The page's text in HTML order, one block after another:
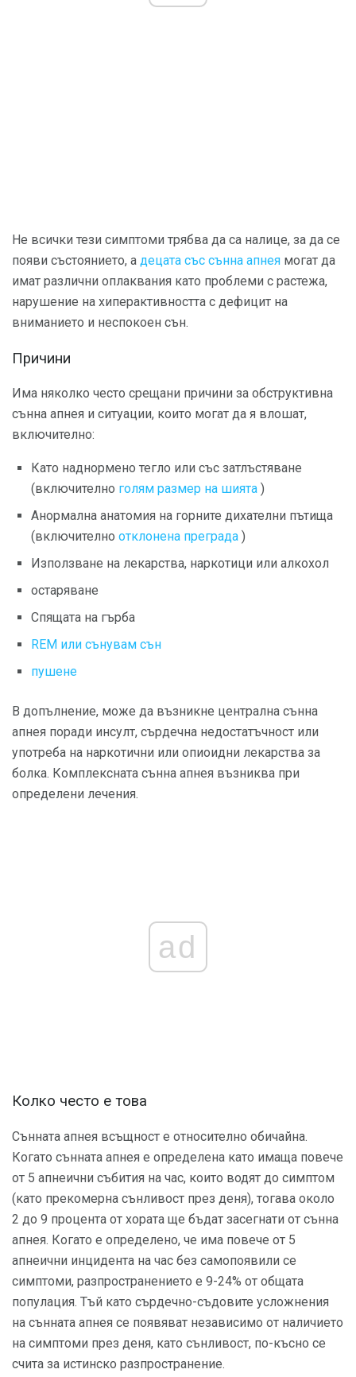
Не всички тези симптоми трябва да са налице, за да се
появи състоянието, а децата със сънна апнея могат да
имат различни оплаквания като проблеми с растежа,
нарушение на хиперактивността с дефицит на
вниманието и неспокоен сън.
Причини
Има няколко често срещани причини за обструктивна
сънна апнея и ситуации, които могат да я влошат,
включително:
Като наднормено тегло или със затлъстяване
(включително голям размер на шията )
Анормална анатомия на горните дихателни пътища
(включително отклонена преграда )
Използване на лекарства, наркотици или алкохол
остаряване
Спящата на гърба
REM или сънувам сън
пушене
В допълнение, може да възникне централна сънна
апнея поради инсулт, сърдечна недостатъчност или
употреба на наркотични или опиоидни лекарства за
болка. Комплексната сънна апнея възниква при
определени лечения.
ad
Колко често е това
Сънната апнея всъщност е относително обичайна.
Когато сънната апнея е определена като имаща повече
от 5 апнеични събития на час, които водят до симптом
(като прекомерна сънливост през деня), тогава около
2 до 9 процента от хората ще бъдат засегнати от сънна
апнея. Когато е определено, че има повече от 5
апнеични инцидента на час без самопоявили се
симптоми, разпространението е 9-24% от общата
популация. Тъй като сърдечно-съдовите усложнения
на сънната апнея се появяват независимо от наличието
на симптоми през деня, като сънливост, по-късно се
счита за истинско разпространение.